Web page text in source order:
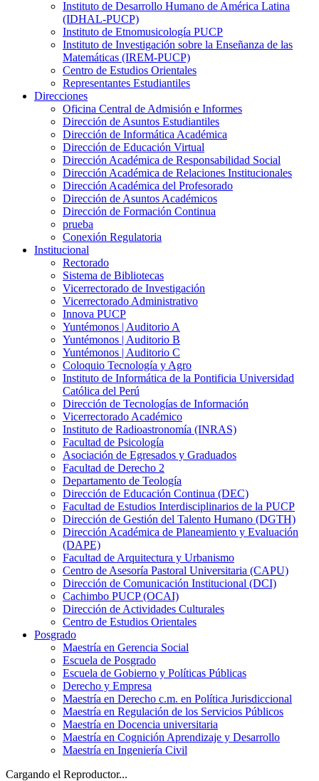
Instituto de Desarrollo Humano de América Latina
(IDHAL-PUCP)
Instituto de Etnomusicología PUCP
Instituto de Investigación sobre la Enseñanza de las
Matemáticas (IREM-PUCP)
Centro de Estudios Orientales
Representantes Estudiantiles
Direcciones
Oficina Central de Admisión e Informes
Dirección de Asuntos Estudiantiles
Dirección de Informática Académica
Dirección de Educación Virtual
Dirección Académica de Responsabilidad Social
Dirección Académica de Relaciones Institucionales
Dirección Académica del Profesorado
Dirección de Asuntos Académicos
Dirección de Formación Continua
prueba
Conexión Regulatoria
Institucional
Rectorado
Sistema de Bibliotecas
Vicerrectorado de Investigación
Vicerrectorado Administrativo
Innova PUCP
Yuntémonos | Auditorio A
Yuntémonos | Auditorio B
Yuntémonos | Auditorio C
Coloquio Tecnología y Agro
Instituto de Informática de la Pontificia Universidad
Católica del Perú
Dirección de Tecnologías de Información
Vicerrectorado Académico
Instituto de Radioastronomía (INRAS)
Facultad de Psicología
Asociación de Egresados y Graduados
Facultad de Derecho 2
Departamento de Teología
Dirección de Educación Continua (DEC)
Facultad de Estudios Interdisciplinarios de la PUCP
Dirección de Gestión del Talento Humano (DGTH)
Dirección Académica de Planeamiento y Evaluación
(DAPE)
Facultad de Arquitectura y Urbanismo
Centro de Asesoría Pastoral Universitaria (CAPU)
Dirección de Comunicación Institucional (DCI)
Cachimbo PUCP (OCAI)
Dirección de Actividades Culturales
Centro de Estudios Orientales
Posgrado
Maestría en Gerencia Social
Escuela de Posgrado
Escuela de Gobierno y Políticas Públicas
Derecho y Empresa
Maestría en Derecho c.m. en Política Jurisdiccional
Maestría en Regulación de los Servicios Públicos
Maestría en Docencia universitaria
Maestría en Cognición Aprendizaje y Desarrollo
Maestría en Ingeniería Civil
Cargando el Reproductor...